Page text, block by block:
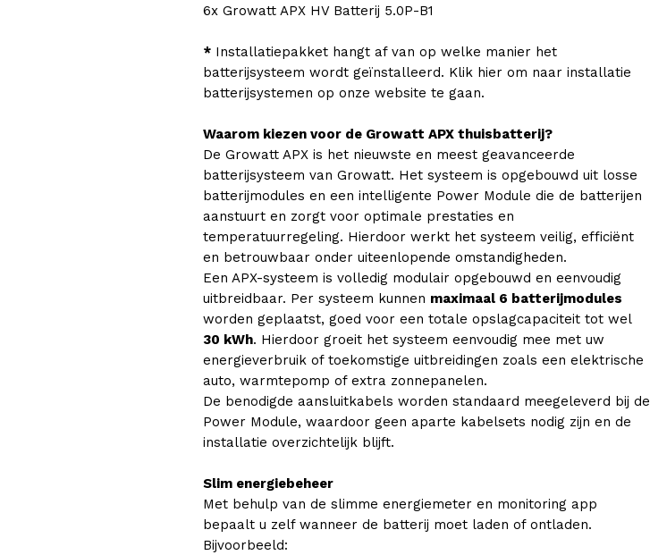
6x Growatt APX HV Batterij 5.0P-B1
* Installatiepakket hangt af van op welke manier het
batterijsysteem wordt geïnstalleerd. Klik hier om naar installatie
batterijsystemen op onze website te gaan.
Waarom kiezen voor de Growatt APX thuisbatterij?
De Growatt APX is het nieuwste en meest geavanceerde
batterijsysteem van Growatt. Het systeem is opgebouwd uit losse
batterijmodules en een intelligente Power Module die de batterijen
aanstuurt en zorgt voor optimale prestaties en
temperatuurregeling. Hierdoor werkt het systeem veilig, efficiënt
en betrouwbaar onder uiteenlopende omstandigheden.
Een APX-systeem is volledig modulair opgebouwd en eenvoudig
uitbreidbaar. Per systeem kunnen maximaal 6 batterijmodules
worden geplaatst, goed voor een totale opslagcapaciteit tot wel
30 kWh. Hierdoor groeit het systeem eenvoudig mee met uw
energieverbruik of toekomstige uitbreidingen zoals een elektrische
auto, warmtepomp of extra zonnepanelen.
De benodigde aansluitkabels worden standaard meegeleverd bij de
Power Module, waardoor geen aparte kabelsets nodig zijn en de
installatie overzichtelijk blijft.
Slim energiebeheer
Met behulp van de slimme energiemeter en monitoring app
bepaalt u zelf wanneer de batterij moet laden of ontladen.
Bijvoorbeeld: